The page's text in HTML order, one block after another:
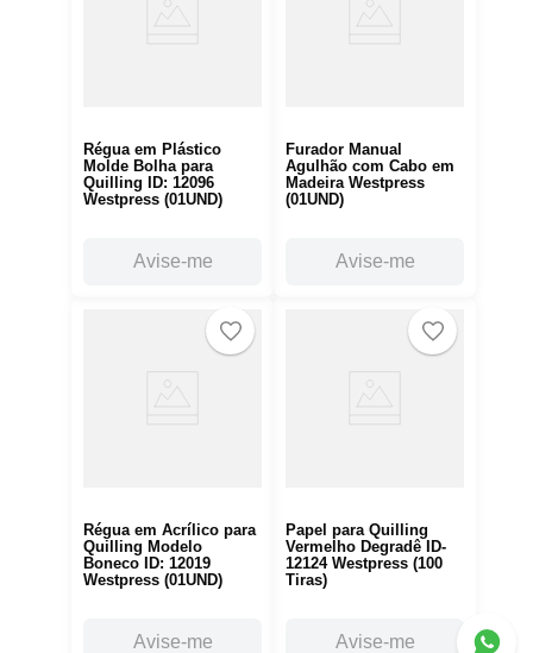
Régua em Plástico
Molde Bolha para
Quilling ID: 12096
Westpress (01UND)
Avise-me
Furador Manual
Agulhão com Cabo em
Madeira Westpress
(01UND)
Avise-me
Régua em Acrílico para
Quilling Modelo
Boneco ID: 12019
Westpress (01UND)
Avise-me
Papel para Quilling
Vermelho Degradê ID-
12124 Westpress (100
Tiras)
Avise-me